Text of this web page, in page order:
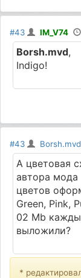
#43 IM_V74
Borsh.mvd,
Indigo!
#43 Borsh.mvd
А цветовая
автора мода
цветов
Green, Pink,
02 Mb
выложили?
*